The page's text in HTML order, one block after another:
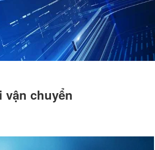
vận chuyển